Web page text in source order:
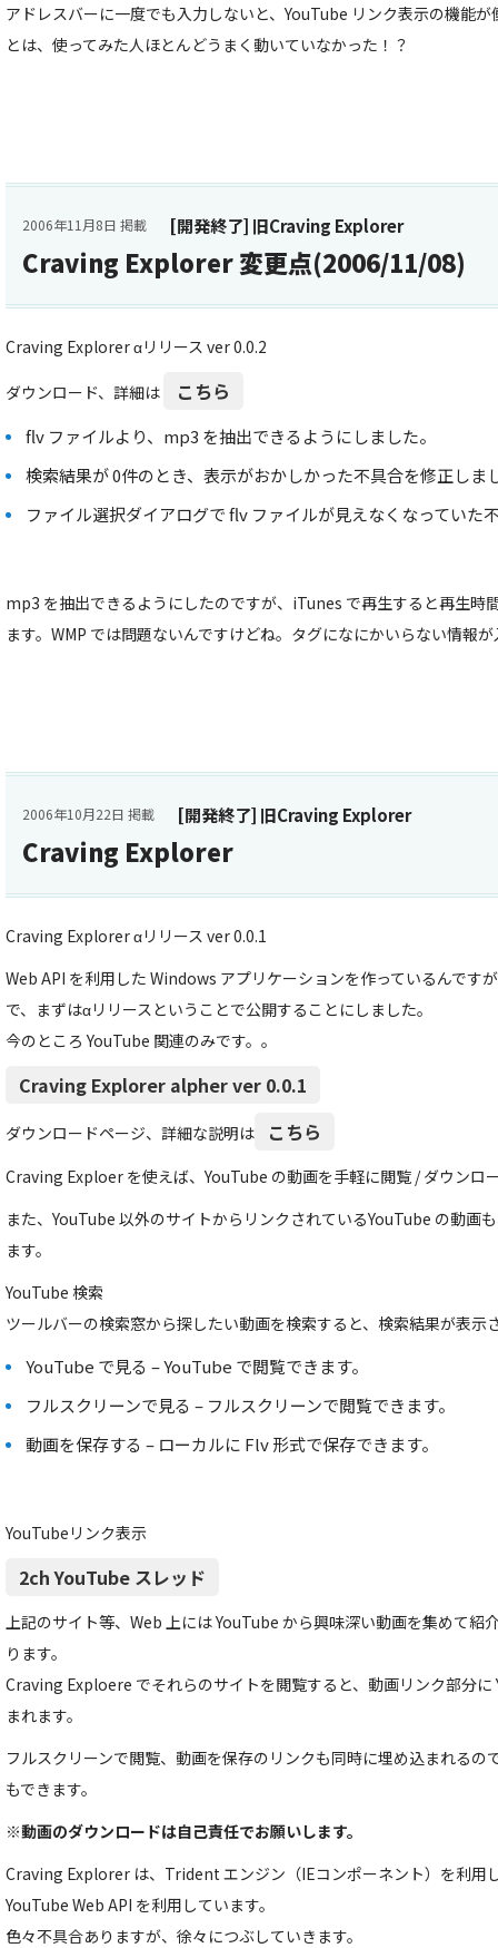
アドレスバーに一度でも入力しないと、YouTube リンク表示の機能
とは、使ってみた人ほとんどうまく動いていなかった！？
[開発終了] 旧Craving Explorer
2006年11月8日 掲載
Craving Explorer 変更点(2006/11/08)
Craving Explorer αリリース ver 0.0.2
ダウンロード、詳細は こちら
flv ファイルより、mp3 を抽出できるようにしました。
検索結果が 0件のとき、表示がおかしかった不具合を修正しま
ファイル選択ダイアログで flv ファイルが見えなくなっていた
mp3 を抽出できるようにしたのですが、iTunes で再生すると再生時
ます。WMP では問題ないんですけどね。タグになにかいらない情報
[開発終了] 旧Craving Explorer
2006年10月22日 掲載
Craving Explorer
Craving Explorer αリリース ver 0.0.1
Web API を利用した Windows アプリケーションを作っているんです
で、まずはαリリースということで公開することにしました。
今のところ YouTube 関連のみです。。
Craving Explorer alpher ver 0.0.1
ダウンロードページ、詳細な説明は こちら
Craving Exploer を使えば、YouTube の動画を手軽に閲覧 / ダウンロ
また、YouTube 以外のサイトからリンクされているYouTube の動画
ます。
YouTube 検索
ツールバーの検索窓から探したい動画を検索すると、検索結果が表示
YouTube で見る – YouTube で閲覧できます。
フルスクリーンで見る – フルスクリーンで閲覧できます。
動画を保存する – ローカルに Flv 形式で保存できます。
YouTubeリンク表示
2ch YouTube スレッド
上記のサイト等、Web 上には YouTube から興味深い動画を集めて紹
ります。
Craving Exploere でそれらのサイトを閲覧すると、動画リンク部分
まれます。
フルスクリーンで閲覧、動画を保存のリンクも同時に埋め込まれるの
もできます。
※動画のダウンロードは自己責任でお願いします。
Craving Explorer は、Trident エンジン（IEコンポーネント）を利用
YouTube Web API を利用しています。
色々不具合ありますが、徐々につぶしていきます。